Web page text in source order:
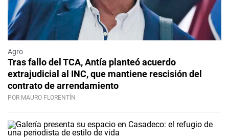
Agro
Tras fallo del TCA, Antía planteó acuerdo
extrajudicial al INC, que mantiene rescisión del
contrato de arrendamiento
POR MAURO FLORENTÍN